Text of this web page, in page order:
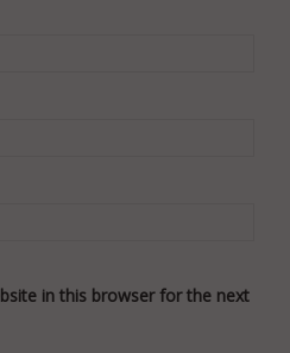
in this browser for the next